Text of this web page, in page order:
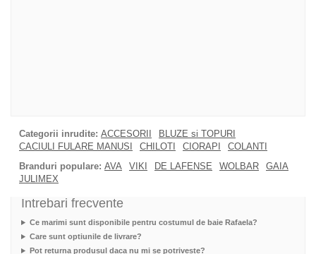
Categorii inrudite: ACCESORII
BLUZE si TOPURI
CACIULI FULARE MANUSI
CHILOTI CIORAPI
COLANTI
Branduri populare: AVA VIKI DE LAFENSE WOLBAR
GAIA
JULIMEX
Intrebari frecvente
Ce marimi sunt disponibile pentru costumul de baie Rafaela?
Care sunt optiunile de livrare?
Pot returna produsul daca nu mi se potriveste?